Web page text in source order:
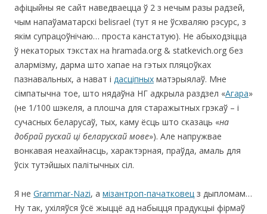
афіцыйны яе сайт наведваецца ў 2 з нечым разы радзей,
чым напаўаматарскі belisrael (тут я не ўсхваляю рэсурс, з
якім супрацоўнічаю… проста канстатую). Не абыходзіцца
ў некаторых тэкстах на hramada.org & statkevich.org без
алармізму, дарма што хапае на гэтых пляцоўках
пазнавальных, а нават і дасціпных матэрыялаў. Мне
сімпатычна тое, што нядаўна НГ адкрыла раздзел «Агара»
(не 1/100 шэкеля, а плошча для старажытных грэкаў – і
сучасных беларусаў, тых, каму ёсць што сказаць «на
добрай рускай ці беларускай мове»). Але напружвае
вонкавая неахайнасць, характэрная, праўда, амаль для
ўсіх тутэйшых палітычных сіл.
Я не Grammar-Nazi, а мізантроп-пачатковец з дыпломам…
Ну так, ухіляўся ўсё жыццё ад набыцця прадукцыі фірмаў